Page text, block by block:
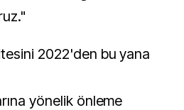
2022'den bu yana
yönelik önleme